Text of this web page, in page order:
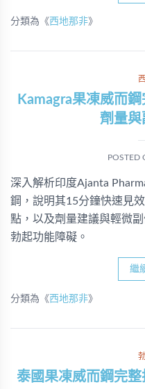
分類為《西地那非》
Kamagra果凍威而
劑量與
POSTED
深入解析印度Ajanta
鋼，說明其15分鐘快速見
點，以及劑量建議與輕微
勃起功能障礙。
繼
分類為《西地那非》
泰國果凍威而鋼完